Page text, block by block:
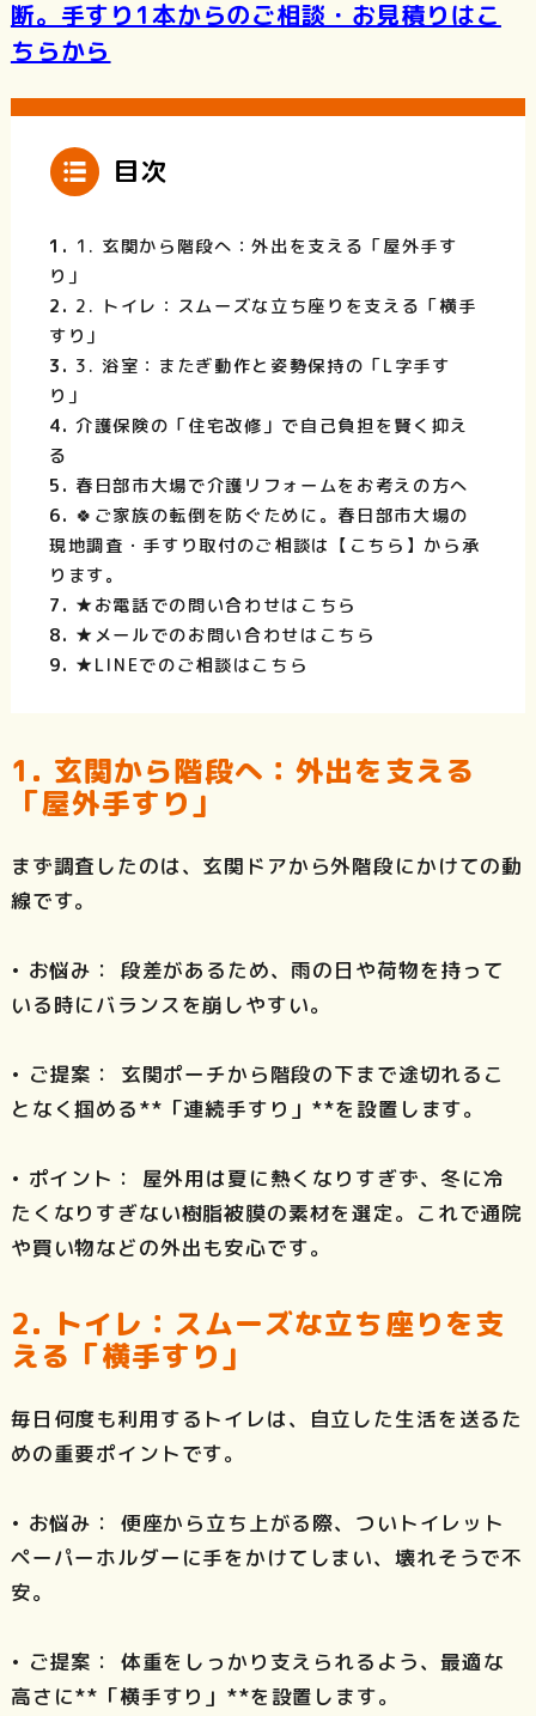
断。手すり1本からのご相談・お見積りはこ
ちらから
目次
1. 玄関から階段へ：外出を支える「屋外手す
り」
2. トイレ：スムーズな立ち座りを支える「横手
すり」
3. 浴室：またぎ動作と姿勢保持の「L字手す
り」
介護保険の「住宅改修」で自己負担を賢く抑え
る
春日部市大場で介護リフォームをお考えの方へ
🍀ご家族の転倒を防ぐために。春日部市大場の
現地調査・手すり取付のご相談は【こちら】から承
ります。
★お電話での問い合わせはこちら
★メールでのお問い合わせはこちら
★LINEでのご相談はこちら
1. 玄関から階段へ：外出を支える
「屋外手すり」
まず調査したのは、玄関ドアから外階段にかけての動
線です。
• お悩み： 段差があるため、雨の日や荷物を持って
いる時にバランスを崩しやすい。
• ご提案： 玄関ポーチから階段の下まで途切れるこ
となく掴める**「連続手すり」**を設置します。
• ポイント： 屋外用は夏に熱くなりすぎず、冬に冷
たくなりすぎない樹脂被膜の素材を選定。これで通院
や買い物などの外出も安心です。
2. トイレ：スムーズな立ち座りを支
える「横手すり」
毎日何度も利用するトイレは、自立した生活を送るた
めの重要ポイントです。
• お悩み： 便座から立ち上がる際、ついトイレット
ペーパーホルダーに手をかけてしまい、壊れそうで不
安。
• ご提案： 体重をしっかり支えられるよう、最適な
高さに**「横手すり」**を設置します。